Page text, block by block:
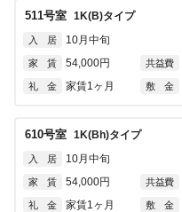
511号室 1K(B)タイプ
入 居 10月中旬
家 賃 54,000円 共益費
礼 金 家賃1ヶ月 敷 金
610号室 1K(Bh)タイプ
入 居 10月中旬
家 賃 54,000円 共益費
礼 金 家賃1ヶ月 敷 金